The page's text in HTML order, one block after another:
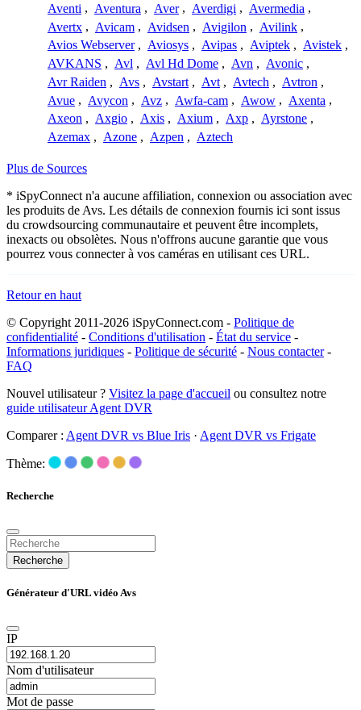
Aventi , Aventura , Aver , Averdigi , Avermedia ,
Avertx , Avicam , Avidsen , Avigilon , Avilink ,
Avios Webserver , Aviosys , Avipas , Aviptek , Avistek ,
AVKANS , Avl , Avl Hd Dome , Avn , Avonic ,
Avr Raiden , Avs , Avstart , Avt , Avtech , Avtron ,
Avue , Avycon , Avz , Awfa-cam , Awow , Axenta ,
Axeon , Axgio , Axis , Axium , Axp , Ayrstone ,
Azemax , Azone , Azpen , Aztech
Plus de Sources
* iSpyConnect n'a aucune affiliation, connexion ou association avec
les produits de Avs. Les détails de connexion fournis ici sont issus
du crowdsourcing communautaire et peuvent être incomplets,
inexacts ou obsolètes. Nous n'offrons aucune garantie que vous
pourrez vous connecter à vos caméras en utilisant ces URL.
Retour en haut
© Copyright 2011-2026 iSpyConnect.com - Politique de
confidentialité - Conditions d'utilisation - État du service -
Informations juridiques - Politique de sécurité - Nous contacter-
FAQ
Nouvel utilisateur ? Visitez la page d'accueil ou consultez notre
guide utilisateur Agent DVR
Comparer : Agent DVR vs Blue Iris · Agent DVR vs Frigate
Thème:
Recherche
Recherche
Générateur d'URL vidéo Avs
IP
Nom d'utilisateur
Mot de passe